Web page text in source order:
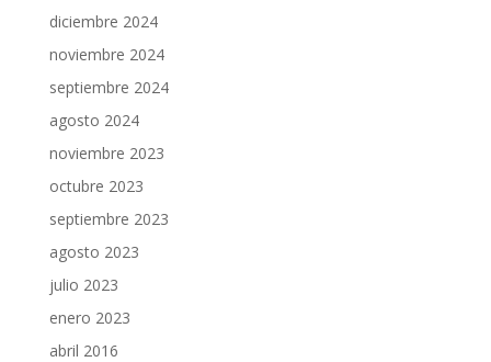
diciembre 2024
noviembre 2024
septiembre 2024
agosto 2024
noviembre 2023
octubre 2023
septiembre 2023
agosto 2023
julio 2023
enero 2023
abril 2016